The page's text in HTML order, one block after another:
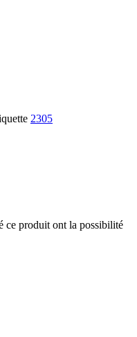
2305
ce produit ont la possibilité